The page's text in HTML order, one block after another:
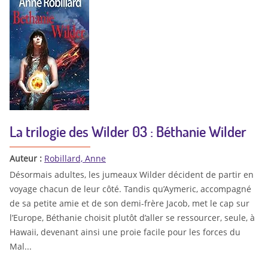
La trilogie des Wilder 03 : Béthanie Wilder
Auteur : Robillard, Anne
Désormais adultes, les jumeaux Wilder décident de partir en
voyage chacun de leur côté. Tandis qu’Aymeric, accompagné
de sa petite amie et de son demi-frère Jacob, met le cap sur
l’Europe, Béthanie choisit plutôt d’aller se ressourcer, seule, à
Hawaii, devenant ainsi une proie facile pour les forces du
Mal...